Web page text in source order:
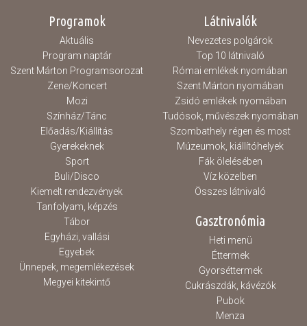
Programok
Aktuális
Program naptár
Szent Márton Programsorozat
Zene/Koncert
Mozi
Színház/Tánc
Előadás/Kiállítás
Gyerekeknek
Sport
Buli/Disco
Kiemelt rendezvények
Tanfolyam, képzés
Tábor
Egyházi, vallási
Egyebek
Ünnepek, megemlékezések
Megyei kitekintő
Látnivalók
Nevezetes polgárok
Top 10 látnivaló
Római emlékek nyomában
Szent Márton nyomában
Zsidó emlékek nyomában
Tudósok, művészek nyomában
Szombathely régen és most
Múzeumok, kiállítóhelyek
Fák ölelésében
Víz közelben
Összes látnivaló
Gasztronómia
Heti menü
Éttermek
Gyorséttermek
Cukrászdák, kávézók
Pubok
Menza